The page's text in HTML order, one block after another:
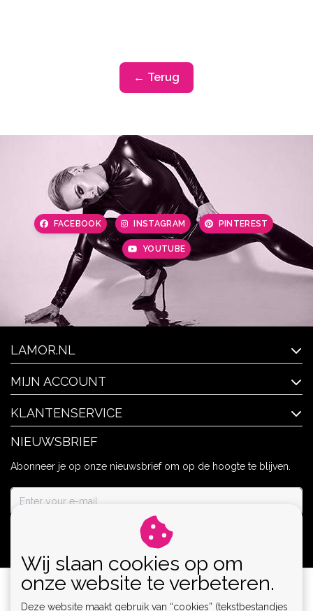
← Terug
FACEBOOK INSTAGRAM PINTEREST
YOUTUBE
LAMOR.NL
MIJN ACCOUNT
KLANTENSERVICE
NIEUWSBRIEF
Abonneer je op onze nieuwsbrief om op de hoogte te blijven.
Wij slaan cookies op om
onze website te verbeteren.
Deze website maakt gebruik van “cookies” (tekstbestandjes